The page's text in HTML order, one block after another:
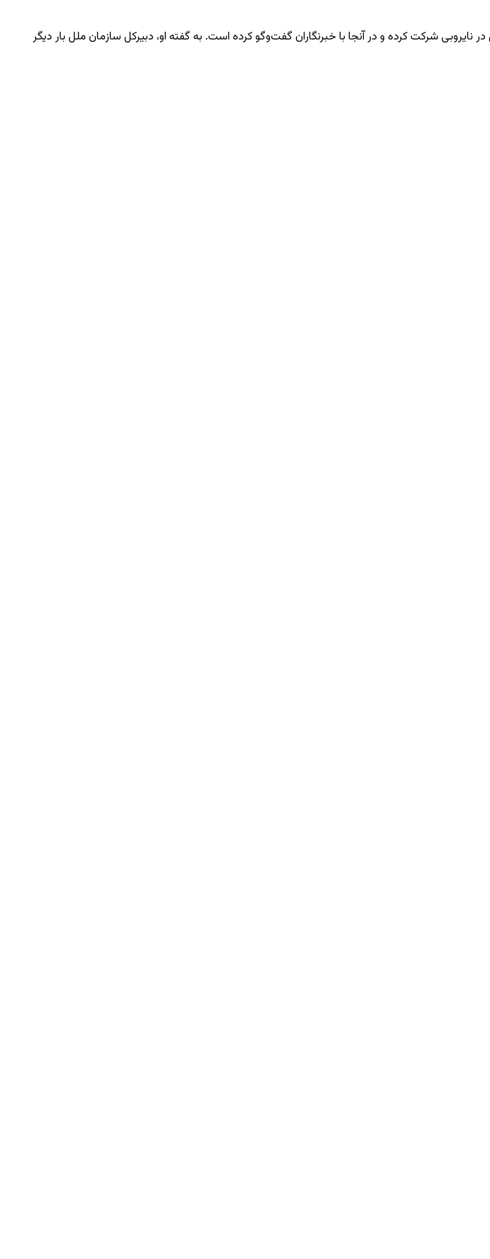
شرکت کرده و در آنجا با خبرنگاران گفت‌وگو کرده است. به گفته او، دبیرکل سازمان ملل بار دیگر